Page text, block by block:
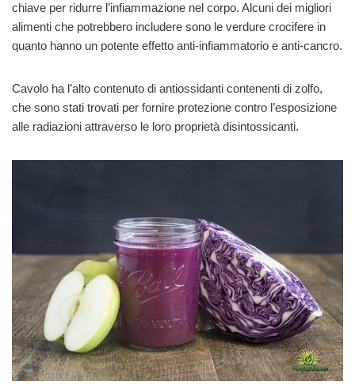
chiave per ridurre l’infiammazione nel corpo. Alcuni dei migliori
alimenti che potrebbero includere sono le verdure crocifere in
quanto hanno un potente effetto anti-infiammatorio e anti-cancro.
Cavolo ha l’alto contenuto di antiossidanti contenenti di zolfo,
che sono stati trovati per fornire protezione contro l’esposizione
alle radiazioni attraverso le loro proprietà disintossicanti.